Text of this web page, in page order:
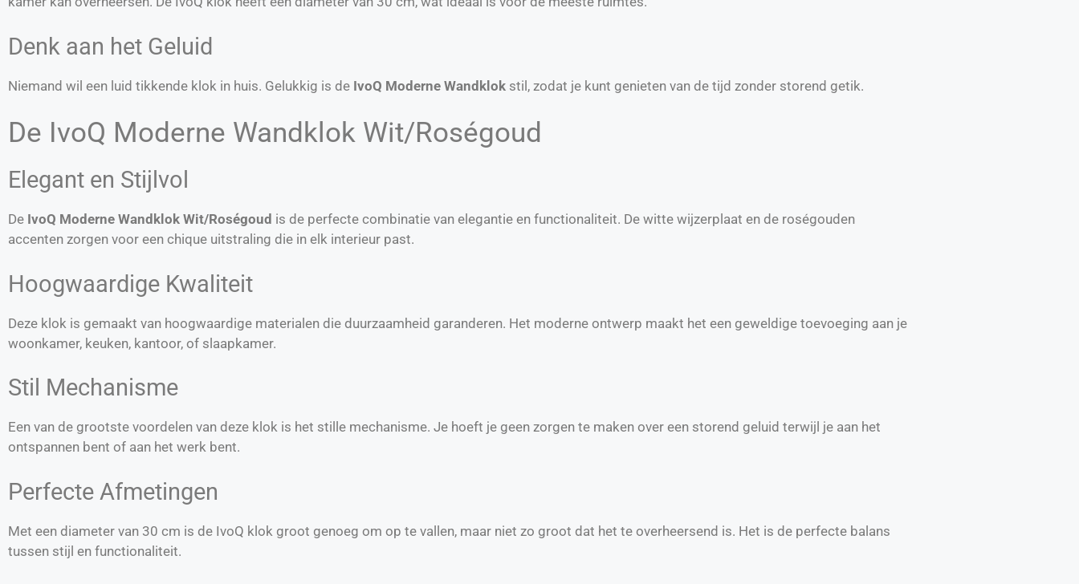
Denk aan het Geluid
Niemand wil een luid tikkende klok in huis. Gelukkig is de IvoQ Moderne Wandklok stil, zodat je kunt genieten van de tijd zonder storend getik.
De IvoQ Moderne Wandklok Wit/Roségoud
Elegant en Stijlvol
De IvoQ Moderne Wandklok Wit/Roségoud is de perfecte combinatie van elegantie en functionaliteit. De witte wijzerplaat en de roségouden
accenten zorgen voor een chique uitstraling die in elk interieur past.
Hoogwaardige Kwaliteit
Deze klok is gemaakt van hoogwaardige materialen die duurzaamheid garanderen. Het moderne ontwerp maakt het een geweldige toevoeging aan je
woonkamer, keuken, kantoor, of slaapkamer.
Stil Mechanisme
Een van de grootste voordelen van deze klok is het stille mechanisme. Je hoeft je geen zorgen te maken over een storend geluid terwijl je aan het
ontspannen bent of aan het werk bent.
Perfecte Afmetingen
Met een diameter van 30 cm is de IvoQ klok groot genoeg om op te vallen, maar niet zo groot dat het te overheersend is. Het is de perfecte balans
tussen stijl en functionaliteit.